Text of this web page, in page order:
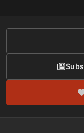
Donor Care